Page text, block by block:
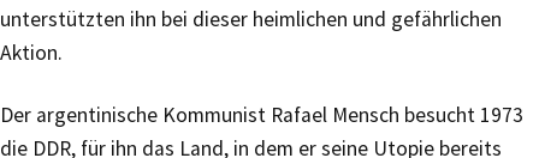
unterstützten ihn bei dieser heimlichen und gefährlichen
Aktion.
Der argentinische Kommunist Rafael Mensch besucht 1973
die DDR, für ihn das Land, in dem er seine Utopie bereits